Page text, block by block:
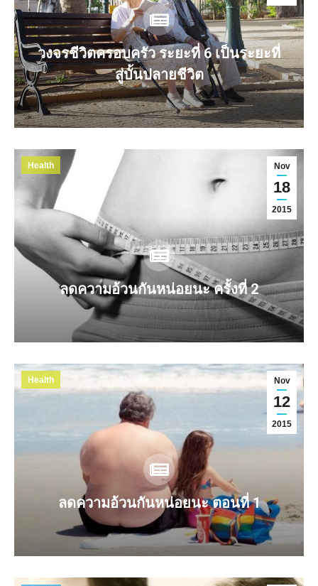
วงจรชีวิตครอบครัว ระยะที่ 6 เป็นระยะที่
สู่บั้นปลายชีวิต
Nov
18
2015
Health
ลดความอ้วนกันหน่อยนะ ครั้งที่ 2
Nov
12
2015
Health
ลดความอ้วนกันหน่อยนะ ตอนที่ 1